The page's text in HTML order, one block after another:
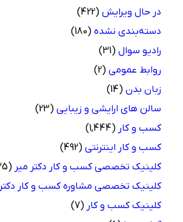
در حال ویرایش (422)
دسته‌بندی نشده (180)
رادیو سوال (31)
روابط عمومی (2)
زبان بدن (14)
سالن های ارایشی و زیبایی (23)
کسب و کار (1,444)
کسب و کار اینترنتی (492)
کلینیک تخصصی کسب و کار دکتر میر (735)
کلینیک تخصصی مشاوره کسب و کار دکتر میر
کلینیک کسب و کار (7)